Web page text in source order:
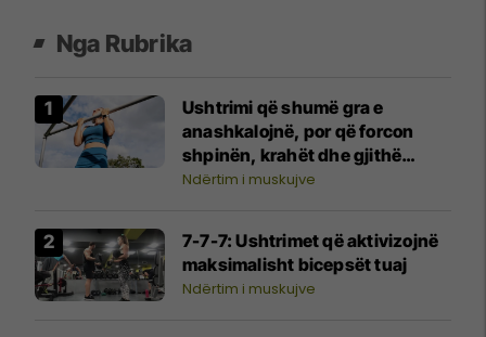
Nga Rubrika
Ushtrimi që shumë gra e
anashkalojnë, por që forcon
shpinën, krahët dhe gjithë
trupin
Ndërtim i muskujve
7-7-7: Ushtrimet që aktivizojnë
maksimalisht bicepsët tuaj
Ndërtim i muskujve